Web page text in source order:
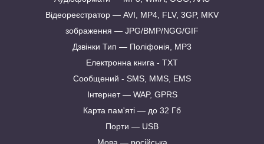
Відеореєстратор — AVI, MP4, FLV, 3GP, MKV
зображення — JPG/BMP/NGG/GIF
Дзвінки Тип — Поліфонія, MP3
Електронна книга - TXT
Сообщений - SMS, MMS, EMS
Інтернет — WAP, GPRS
Карта пам'яті — до 32 Гб
Порти — USB